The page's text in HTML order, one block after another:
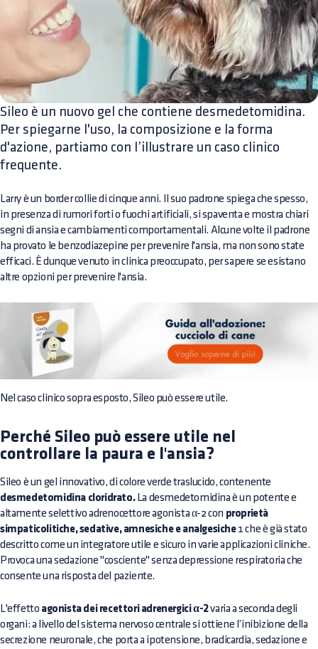
Sileo è un nuovo gel che contiene desmedetomidina.
Per spiegarne l'uso, la composizione e la forma
d'azione, partiamo con l’illustrare un caso clinico
frequente.
Larry è un border collie di cinque anni. Il suo padrone spiega che spesso,
in presenza di rumori forti o fuochi artificiali, si spaventa e mostra chiari
segni di ansia e cambiamenti comportamentali. Alcune volte il padrone
ha provato le benzodiazepine per prevenire l'ansia, ma non sono state
efficaci. È dunque venuto in clinica preoccupato, per sapere se esistano
altre opzioni per prevenire l'ansia.
Nel caso clinico sopra esposto, Sileo può essere utile.
Perché Sileo può essere utile nel
controllare la paura e l'ansia?
Sileo è un gel innovativo, di colore verde traslucido, contenente
desmedetomidina cloridrato.La desmedetomidina è un potente e
altamente selettivo adrenocettore agonista α-2 con proprietà
simpaticolitiche, sedative, amnesiche e analgesiche1 che è già stato
descritto come un integratore utile e sicuro in varie applicazioni cliniche.
Provoca una sedazione "cosciente" senza depressione respiratoria che
consente una risposta del paziente.
L'effetto agonista dei recettori adrenergici α-2varia a seconda degli
organi: a livello del sistema nervoso centrale si ottiene l’inibizione della
secrezione neuronale, che porta a ipotensione, bradicardia, sedazione e